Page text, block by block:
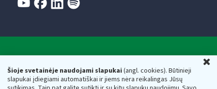
Šioje svetainėje naudojami slapukai(angl. cookies). Būtinieji
slapukai įdiegiami automatiškai ir jiems nėra reikalingas Jūsų
Respublikos finansų ministerijos
Biudžetinė įstaiga. Juridinio asmens kodas — 188659752,